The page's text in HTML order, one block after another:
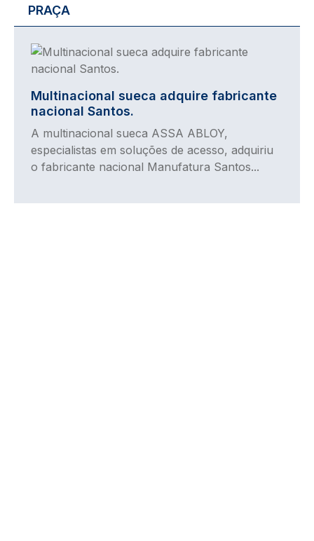
PRAÇA
Imagem
Multinacional sueca adquire fabricante
nacional Santos.
A multinacional sueca ASSA ABLOY,
especialistas em soluções de acesso, adquiriu
o fabricante nacional Manufatura Santos...